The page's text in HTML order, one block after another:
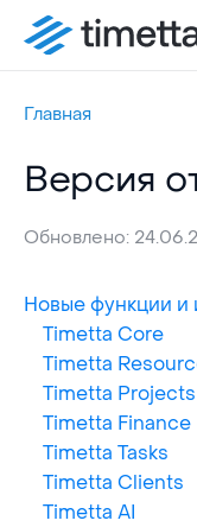
Главная
Версия
Обновлено:
Новые функции и
Timetta Core
Timetta
Timetta Projects
Timetta Finance
Timetta Tasks
Timetta Clients
Timetta AI